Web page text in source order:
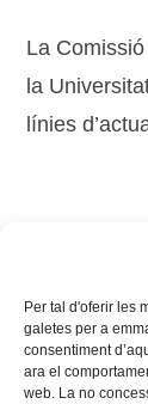
Per tal d'oferir les
galetes per a
consentiment
ara el
web. La no
La
la
línies